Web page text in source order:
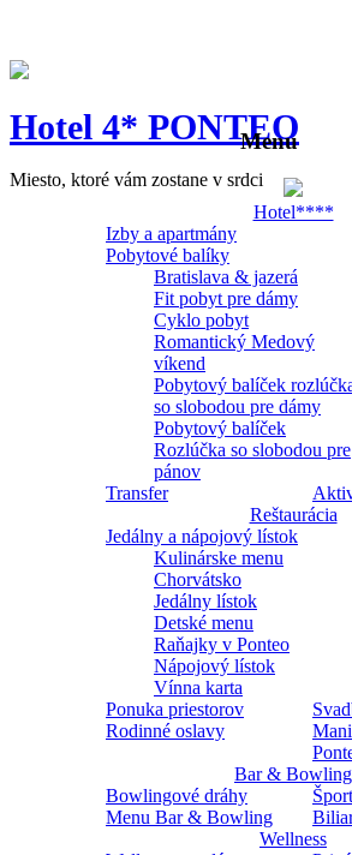
Hotel 4* PONTEO
Miesto, ktoré vám zostane v srdci
Menu
Hotel****
Izby a apartmány
Pobytové balíky
Bratislava & jazerá
Fit pobyt pre dámy
Cyklo pobyt
Romantický Medový
víkend
Pobytový balíček
so slobodou pre dámy
Pobytový balíček
Rozlúčka so slobodou pre
pánov
Transfer
Reštaurácia
Jedálny a nápojový lístok
Kulinárske menu
Chorvátsko
Jedálny lístok
Detské menu
Raňajky v Ponteo
Nápojový lístok
Vínna karta
Ponuka priestorov
Rodinné oslavy
Bar & Bowling
Bowlingové dráhy
Menu Bar & Bowling
Wellness